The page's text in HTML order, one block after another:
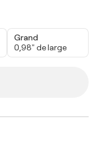
Grand
0,98" de large